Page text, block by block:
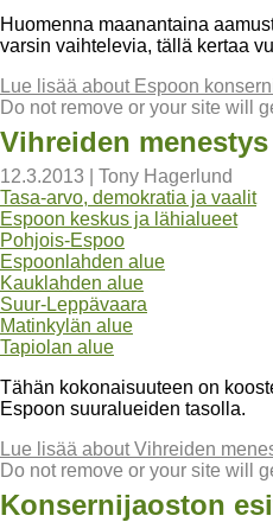
Huomenna maanantaina
varsin vaihtelevia, tällä kertaa
Lue lisää about Espoon
Do not remove or your site will
Vihreiden
12.3.2013
Tony Hagerlund
Tasa-arvo, demokratia ja vaalit
Espoon keskus ja lähialueet
Pohjois-Espoo
Espoonlahden alue
Kauklahden alue
Suur-Leppävaara
Matinkylän alue
Tapiolan alue
Tähän kokonaisuuteen on
Espoon suuralueiden tasolla.
Lue lisää about Vihreiden
Do not remove or your site will
Konsernijaoston